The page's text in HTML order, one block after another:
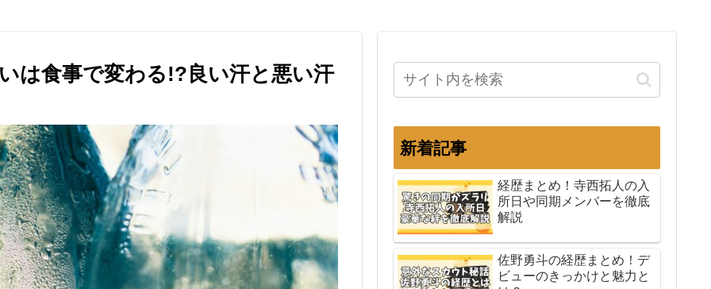
は食事で変わる!?良い汗と悪い汗
新着記事
経歴まとめ！寺西拓人の入
所日や同期メンバーを徹底
解説
佐野勇斗の経歴まとめ！デ
ビューのきっかけと魅力と